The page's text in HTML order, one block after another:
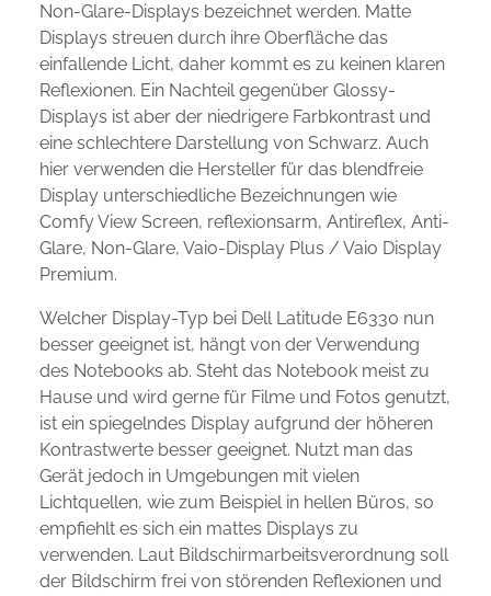
Non-Glare-Displays bezeichnet werden. Matte
Displays streuen durch ihre Oberfläche das
einfallende Licht, daher kommt es zu keinen klaren
Reflexionen. Ein Nachteil gegenüber Glossy-
Displays ist aber der niedrigere Farbkontrast und
eine schlechtere Darstellung von Schwarz. Auch
hier verwenden die Hersteller für das blendfreie
Display unterschiedliche Bezeichnungen wie
Comfy View Screen, reflexionsarm, Antireflex, Anti-
Glare, Non-Glare, Vaio-Display Plus / Vaio Display
Premium.
Welcher Display-Typ bei Dell Latitude E6330 nun
besser geeignet ist, hängt von der Verwendung
des Notebooks ab. Steht das Notebook meist zu
Hause und wird gerne für Filme und Fotos genutzt,
ist ein spiegelndes Display aufgrund der höheren
Kontrastwerte besser geeignet. Nutzt man das
Gerät jedoch in Umgebungen mit vielen
Lichtquellen, wie zum Beispiel in hellen Büros, so
empfiehlt es sich ein mattes Displays zu
verwenden. Laut Bildschirmarbeitsverordnung soll
der Bildschirm frei von störenden Reflexionen und